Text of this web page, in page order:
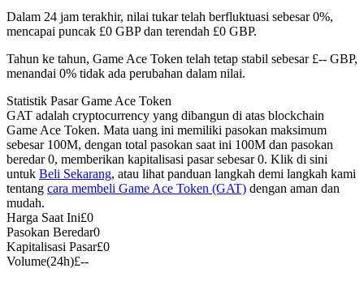
USDC Berjangka
Kontrak berjangka menggunakan USDC sebagai jaminannya
Copy Trading
Dalam 24 jam terakhir, nilai tukar telah berfluktuasi sebesar 0%,
mencapai puncak £0 GBP dan terendah £0 GBP.
Tahun ke tahun, Game Ace Token telah tetap stabil sebesar £-- GBP,
menandai 0% tidak ada perubahan dalam nilai.
Statistik Pasar Game Ace Token
GAT adalah cryptocurrency yang dibangun di atas blockchain
Game Ace Token. Mata uang ini memiliki pasokan maksimum
sebesar 100M, dengan total pasokan saat ini 100M dan pasokan
beredar 0, memberikan kapitalisasi pasar sebesar 0. Klik di sini
untuk Beli Sekarang, atau lihat panduan langkah demi langkah kami
tentang cara membeli Game Ace Token (GAT) dengan aman dan
mudah.
Harga Saat Ini£0
Pasokan Beredar0
Kapitalisasi Pasar£0
Volume(24h)£--